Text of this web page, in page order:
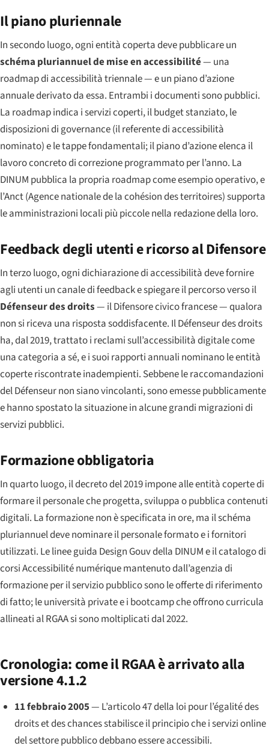
Il piano pluriennale
In secondo luogo, ogni entità coperta deve pubblicare un
schéma pluriannuel de mise en accessibilité— una
roadmap di accessibilità triennale — e un piano d’azione
annuale derivato da essa. Entrambi i documenti sono pubblici.
La roadmap indica i servizi coperti, il budget stanziato, le
disposizioni di governance (il referente di accessibilità
nominato) e le tappe fondamentali; il piano d’azione elenca il
lavoro concreto di correzione programmato per l’anno. La
DINUM pubblica la propria roadmap come esempio operativo, e
l’Anct (Agence nationale de la cohésion des territoires) supporta
le amministrazioni locali più piccole nella redazione della loro.
Feedback degli utenti e ricorso al Difensore
In terzo luogo, ogni dichiarazione di accessibilità deve fornire
agli utenti un canale di feedback e spiegare il percorso verso il
Défenseur des droits— il Difensore civico francese — qualora
non si riceva una risposta soddisfacente. IlDéfenseur des droits
ha, dal 2019, trattato i reclami sull’accessibilità digitale come
una categoria a sé, e i suoi rapporti annuali nominano le entità
coperte riscontrate inadempienti. Sebbene le raccomandazioni
delDéfenseurnon siano vincolanti, sono emesse pubblicamente
e hanno spostato la situazione in alcune grandi migrazioni di
servizi pubblici.
Formazione obbligatoria
In quarto luogo, il decreto del 2019 impone alle entità coperte di
formare il personale che progetta, sviluppa o pubblica contenuti
digitali. La formazione non è specificata in ore, ma ilschéma
pluriannueldeve nominare il personale formato e i fornitori
utilizzati. Le linee guida Design Gouvdella DINUM e il catalogo di
corsiAccessibilité numériquemantenuto dall’agenzia di
formazione per il servizio pubblico sono le offerte di riferimento
di fatto; le università private e i bootcamp che offrono curricula
allineati al RGAA si sono moltiplicati dal 2022.
Cronologia: come il RGAA è arrivato alla
versione 4.1.2
11 febbraio 2005— L’articolo 47 della loi pour l’égalité des
droits et des chancesstabilisce il principio che i servizi online
del settore pubblico debbano essere accessibili.